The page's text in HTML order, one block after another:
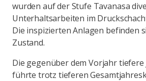
wurden auf der Stufe Tavanasa
Unterhaltsarbeiten im
Die inspizierten Anlagen befinden
Zustand.
Die gegenüber dem Vorjahr
führte trotz tieferen